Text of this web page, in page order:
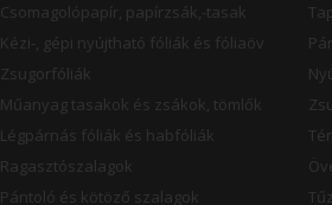
Csomagolópapír, papírzsák,-tasak
Kézi-, gépi nyújtható fóliák és fóliaöv
Zsugorfóliák
Műanyag tasakok és zsákok, tömlők
Légpárnás fóliák és habfóliák
Ragasztószalagok
Pántoló és kötöző szalagok